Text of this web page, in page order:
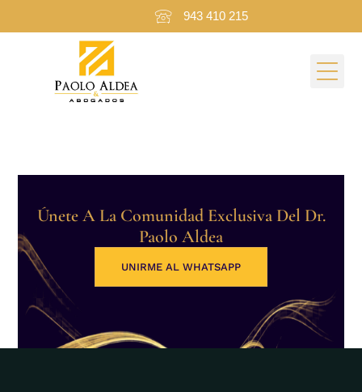
943 410 215
Únete A La Comunidad Exclusiva Del Dr.
Paolo Aldea
UNIRME AL WHATSAPP